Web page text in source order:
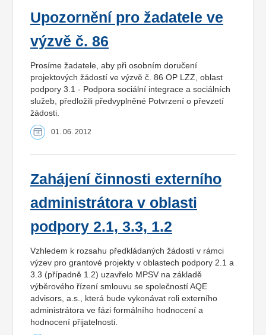
Upozornění pro žadatele ve
výzvě č. 86
Prosíme žadatele, aby při osobním doručení
projektových žádostí ve výzvě č. 86 OP LZZ, oblast
podpory 3.1 - Podpora sociální integrace a sociálních
služeb, předložili předvyplněné Potvrzení o převzetí
žádosti.
01. 06. 2012
Zahájení činnosti externího
administrátora v oblasti
podpory 2.1, 3.3, 1.2
Vzhledem k rozsahu předkládaných žádostí v rámci
výzev pro grantové projekty v oblastech podpory 2.1 a
3.3 (případně 1.2) uzavřelo MPSV na základě
výběrového řízení smlouvu se společností AQE
advisors, a.s., která bude vykonávat roli externího
administrátora ve fázi formálního hodnocení a
hodnocení přijatelnosti.